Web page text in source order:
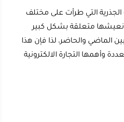
الجذرية التي طرأت على مختلف
نعيشها متعلقة بشكل كبير
الماضي والحاضر، لذا فإن هذا
وأهمها التجارة الالكترونية